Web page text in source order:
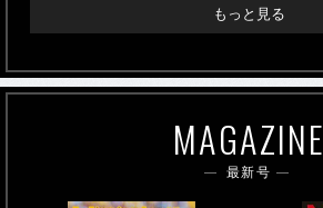
もっと見る
MAGAZINE
最新号